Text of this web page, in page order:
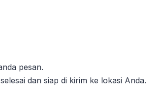
pesan.
dan siap di kirim ke lokasi Anda.